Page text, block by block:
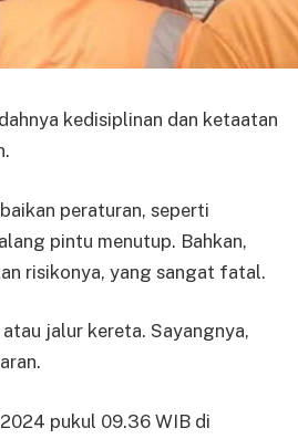
kedisiplinan dan ketaatan
peraturan, seperti
pintu menutup. Bahkan,
risikonya, yang sangat fatal.
jalur kereta. Sayangnya,
pukul 09.36 WIB di